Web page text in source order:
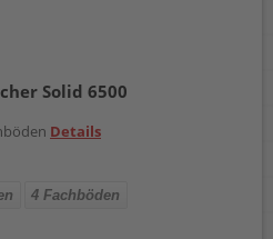
Solid 6500
Details
4 Fachböden